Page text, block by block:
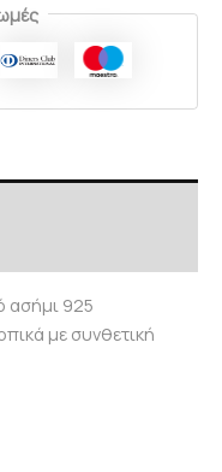
ασήμι 925
με συνθετική